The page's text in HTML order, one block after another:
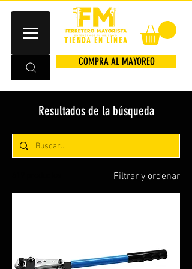
TIENDA EN LÍNEA
COMPRA AL MAYOREO
Resultados de la búsqueda
Filtrar y ordenar